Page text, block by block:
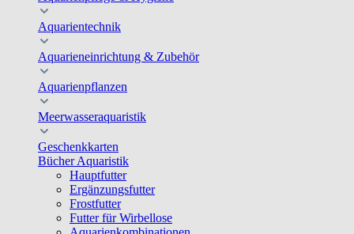
Aquarientechnik
Aquarieneinrichtung & Zubehör
Aquarienpflanzen
Meerwasseraquaristik
Geschenkkarten
Bücher Aquaristik
Hauptfutter
Ergänzungsfutter
Frostfutter
Futter für Wirbellose